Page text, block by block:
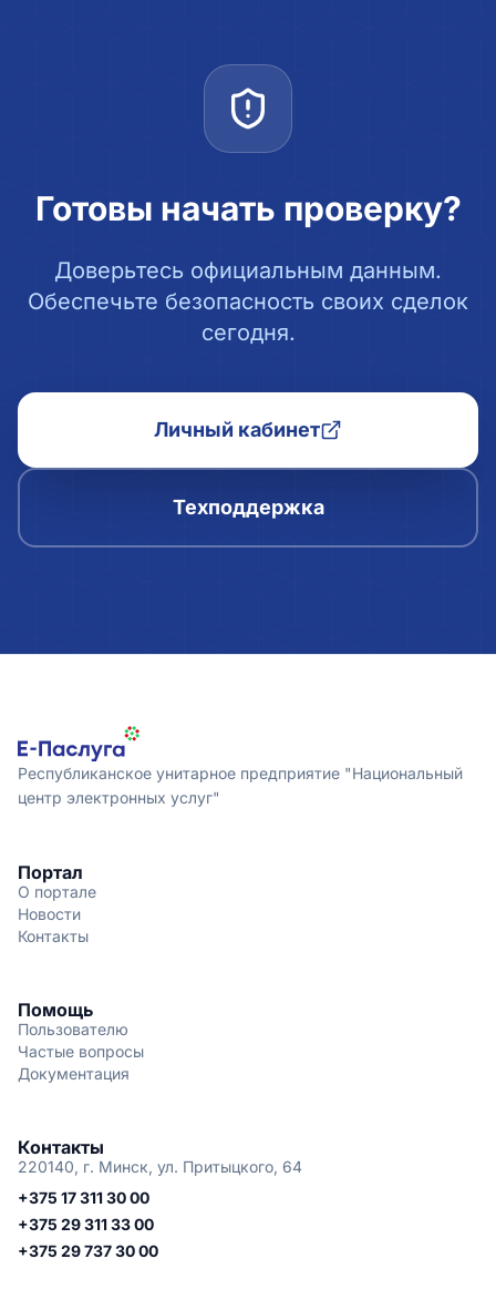
Готовы начать проверку?
Доверьтесь официальным данным.
Обеспечьте безопасность своих сделок
сегодня.
Личный кабинет
Техподдержка
Республиканское унитарное предприятие "Национальный
центр электронных услуг"
Портал
О портале
Новости
Контакты
Помощь
Пользователю
Частые вопросы
Документация
Контакты
220140, г. Минск, ул. Притыцкого, 64
+375 17 311 30 00
+375 29 311 33 00
+375 29 737 30 00